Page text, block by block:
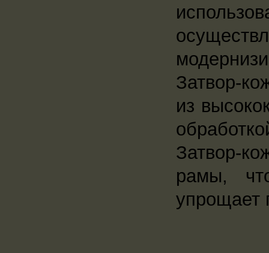
Затвор-
из
Затвор-
рамы,
упрощает